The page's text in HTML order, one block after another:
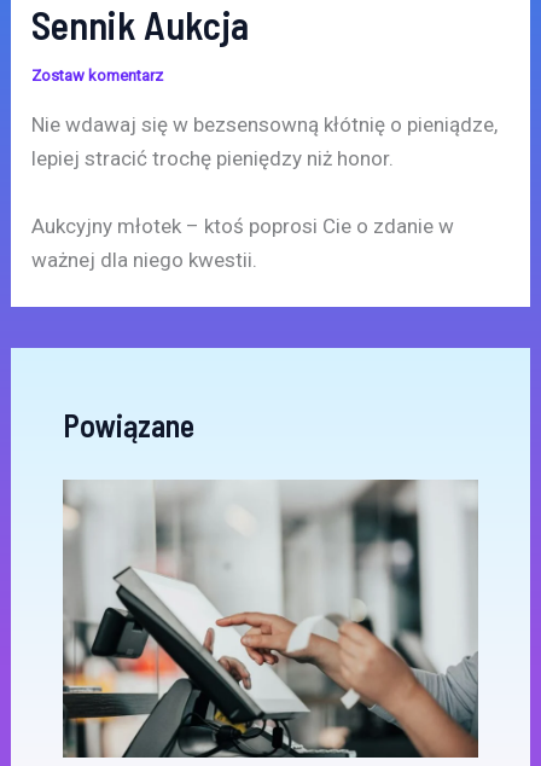
Sennik Aukcja
Zostaw komentarz
Nie wdawaj się w bezsensowną kłótnię o pieniądze,
lepiej stracić trochę pieniędzy niż honor.
Aukcyjny młotek – ktoś poprosi Cie o zdanie w
ważnej dla niego kwestii.
Powiązane